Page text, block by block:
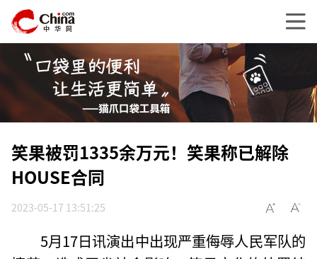
笑果被罚1335余万元！笑果称已解除
HOUSE合同
2023-05-17 13:51:25
5月17日讯演出中出现严重侮辱人民军队的